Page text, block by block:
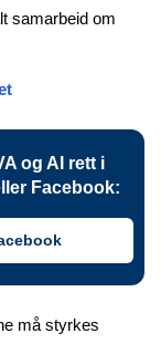
samarbeid om
og AI rett i
Facebook:
må styrkes